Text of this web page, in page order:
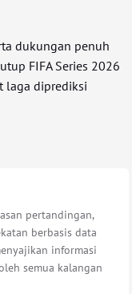
dukungan penuh
FIFA Series 2026
laga diprediksi
pertandingan,
berbasis data
informasi
semua kalangan